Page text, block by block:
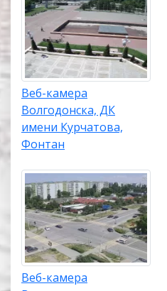
Веб-камера
Волгодонска, ДК
имени Курчатова,
Фонтан
Веб-камера